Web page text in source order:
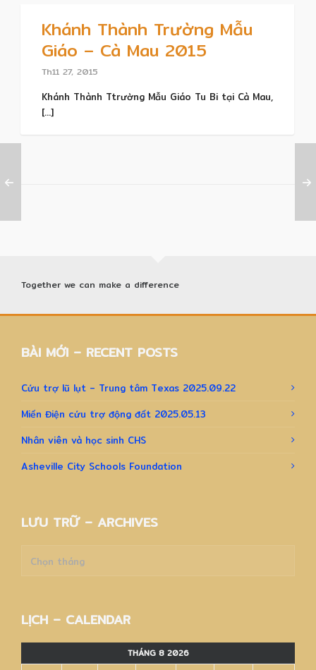
Khánh Thành Trường Mẫu
Giáo – Cà Mau 2015
Th11 27, 2015
Khánh Thành Ttrường Mẫu Giáo Tu Bi tại Cà Mau,
[...]
Together we can make a difference
BÀI MỚI – RECENT POSTS
Cứu trợ lũ lụt – Trung tâm Texas 2025.09.22
Miến Điện cứu trợ động đất 2025.05.13
Nhân viên và học sinh CHS
Asheville City Schools Foundation
LƯU TRỮ – ARCHIVES
trữ
LỊCH – CALENDAR
THÁNG 8 2026